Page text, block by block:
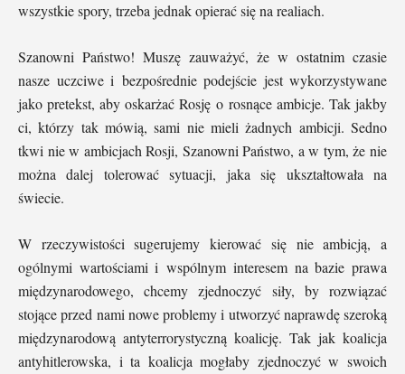
wszystkie spory, trzeba jednak opierać się na realiach.
Szanowni Państwo! Muszę zauważyć, że w ostatnim czasie
nasze uczciwe i bezpośrednie podejście jest wykorzystywane
jako pretekst, aby oskarżać Rosję o rosnące ambicje. Tak jakby
ci, którzy tak mówią, sami nie mieli żadnych ambicji. Sedno
tkwi nie w ambicjach Rosji, Szanowni Państwo, a w tym, że nie
można dalej tolerować sytuacji, jaka się ukształtowała na
świecie.
W rzeczywistości sugerujemy kierować się nie ambicją, a
ogólnymi wartościami i wspólnym interesem na bazie prawa
międzynarodowego, chcemy zjednoczyć siły, by rozwiązać
stojące przed nami nowe problemy i utworzyć naprawdę szeroką
międzynarodową antyterrorystyczną koalicję. Tak jak koalicja
antyhitlerowska, i ta koalicja mogłaby zjednoczyć w swoich